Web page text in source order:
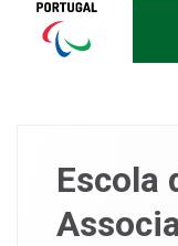
Portugal
Escola